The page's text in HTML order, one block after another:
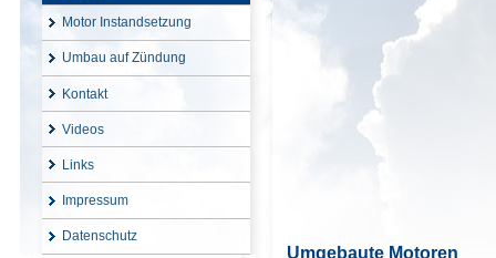
Motor Instandsetzung
Umbau auf Zündung
Kontakt
Videos
Links
Impressum
Datenschutz
Umgebaute Motoren